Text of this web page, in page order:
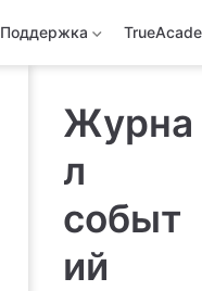
Поддержка
Журна
л
событ
ий